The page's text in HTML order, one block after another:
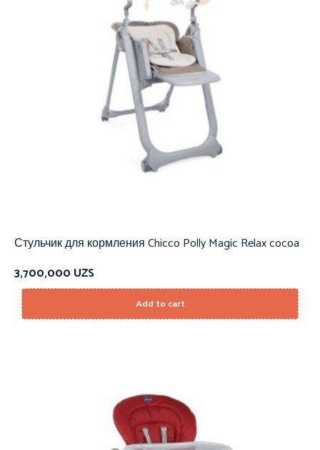
Стульчик для кормления Chicco Polly Magic Relax cocoa
3,700,000 UZS
Add to cart